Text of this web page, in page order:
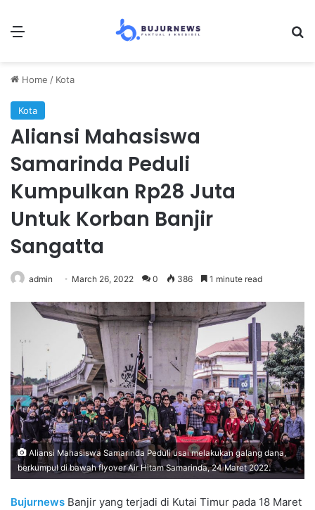
Menu
Home / Kota
Kota
Aliansi Mahasiswa
Samarinda Peduli
Kumpulkan Rp28 Juta
Untuk Korban Banjir
Sangatta
admin March 26, 2022 0 386 1 minute read
Aliansi Mahasiswa Samarinda Peduli usai melakukan galang dana,
berkumpul di bawah flyover Air Hitam Samarinda, 24 Maret 2022.
Bujurnews Banjir yang terjadi di Kutai Timur pada 18 Maret